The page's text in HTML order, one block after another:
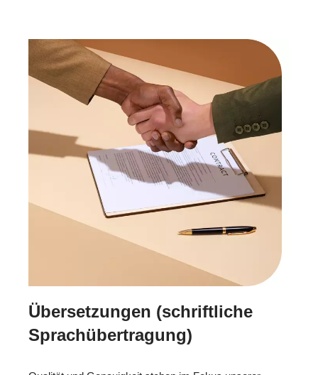
Übersetzungen (schriftliche
Sprachübertragung)